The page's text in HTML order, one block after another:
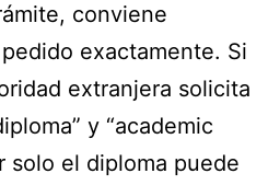
conviene
exactamente. Si
extranjera solicita
y “academic
solo el diploma puede